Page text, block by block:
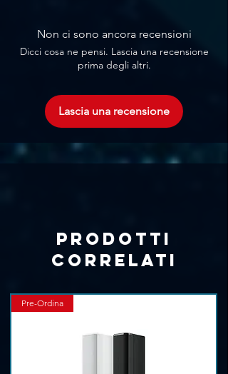
Trave: Zoom motorizzato
Dimmer/Otturatore:
Dimmer elettronico ad alta
Stroboscopio elettronico da 1 a 25
f/sec
velocità e stroboscopio
Non ci sono ancora recensioni
Dicci cosa ne pensi. Lascia una recensione
prima degli altri.
Lascia una recensione
Prodotti
correlati
Pre-Ordina